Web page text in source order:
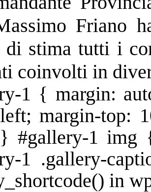
Friano
di stima tutti i
coinvolti in
1 { margin:
margin-top:
#gallery-1
1 .gallery-
in